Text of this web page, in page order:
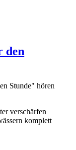
den
Stunde" hören
verschärfen
komplett